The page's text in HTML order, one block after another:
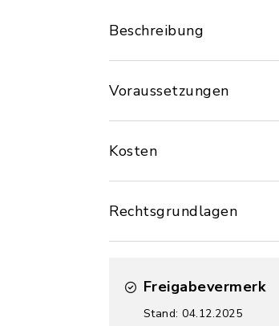
Beschreibung
Voraussetzungen
Kosten
Rechtsgrundlagen
Freigabevermerk
Stand: 04.12.2025